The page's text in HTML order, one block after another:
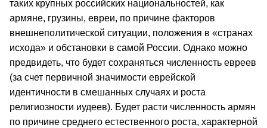
таких крупных российских национальностей, как
армяне, грузины, евреи, по причине факторов
внешнеполитической ситуации, положения в «странах
исхода» и обстановки в самой России. Однако можно
предвидеть, что будет сохраняться численность евреев
(за счет первичной значимости еврейской
идентичности в смешанных случаях и роста
религиозности иудеев). Будет расти численность армян
по причине среднего естественного роста, характерной